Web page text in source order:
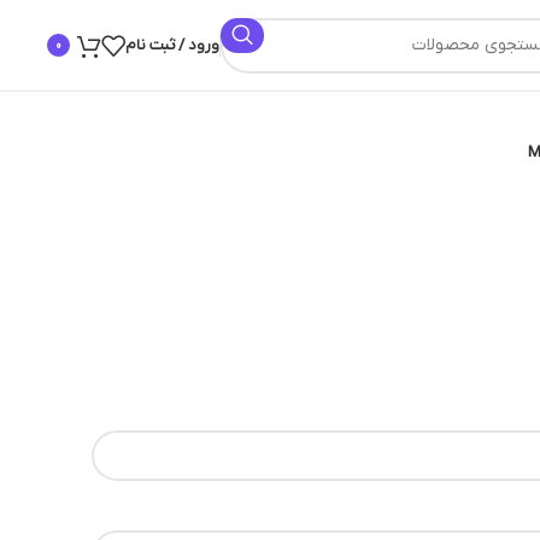
ورود / ثبت نام 0